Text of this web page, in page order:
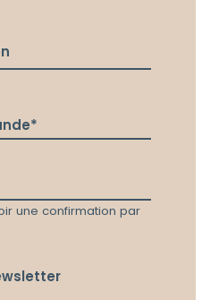
une confirmation par